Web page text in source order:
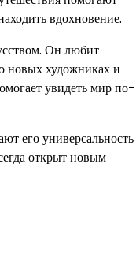
вдохновение.
Он любит
новых художниках и
увидеть мир по-
его универсальность
открыт новым